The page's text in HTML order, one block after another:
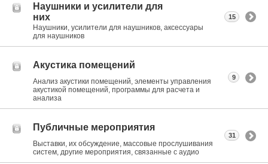
Наушники и усилители для
них
Наушники, усилители для наушников, аксессуары
для наушников
15
Акустика помещений
Анализ акустики помещений, элементы управления
акустикой помещений, программы для расчета и
анализа
9
Публичные мероприятия
Выставки, их обсуждение, массовые прослушивания
систем, другие мероприятия, связанные с аудио
31